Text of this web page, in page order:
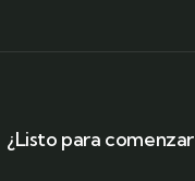
¿Listo para